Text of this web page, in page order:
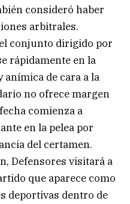
consideró haber
arbitrales.
conjunto dirigido por
rápidamente en la
de cara a la
no ofrece margen
comienza a
en la pelea por
del certamen.
Defensores visitará a
que aparece como
deportivas dentro de